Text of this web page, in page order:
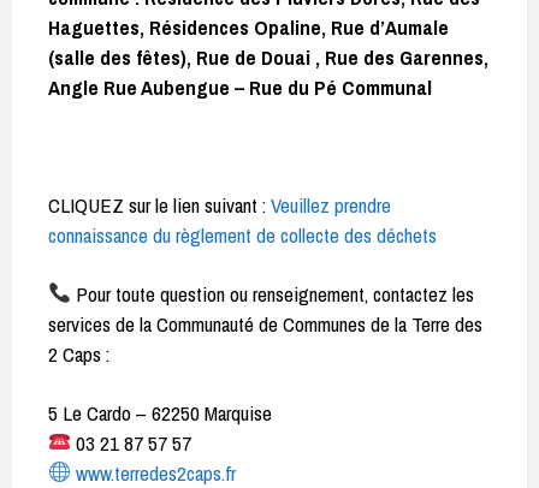
Haguettes, Résidences Opaline, Rue d’Aumale
(salle des fêtes), Rue de Douai , Rue des Garennes,
Angle Rue Aubengue – Rue du Pé Communal
CLIQUEZ sur le lien suivant :Veuillez prendre
connaissance du règlement de collecte des déchets
Pour toute question ou renseignement, contactez les
services de la Communauté de Communes de la Terre des
2 Caps :
5 Le Cardo – 62250 Marquise
03 21 87 57 57
www.terredes2caps.fr